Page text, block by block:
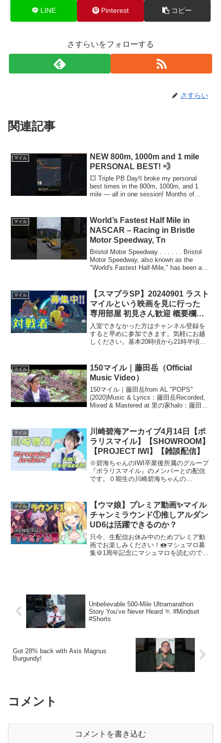
LINE Pinterest コピー
さすらいをフォローする
さすらい
関連記事
マイル
NEW 800m, 1000m and 1 mile
PERSONAL BEST! 💨
💥 Triple PB Day!I broke my personal
best times in the 800m, 1000m, and 1
mile — all in one session! Months of
マイル
World’s Fastest Half Mile in
NASCAR – Racing in Bristle
Motor Speedway, Tn
Bristol Motor Speedway . . . . . . Bristol
Motor Speedway, also known as the
"World's Fastest Half-Mile," has been a
マイル
【スマブラSP】20240901 ラスト
マイルという映画を見に行った
専用部屋 初見さん歓迎 概要欄必
読 参加型
入室できなかった方はチャンネル登録を
すると早めに参加できます。気軽にお越
しください。基本20時頃から21時半頃ま
Twitter→Twitch→スマブラSPとテトリス
を放送して...
マイル
150マイル｜藤田岳（Official
Music Video）
150マイル｜藤田岳from AL "POPS"
(2020)Music & Lyrics：藤田岳Recorded,
Mixed & Mastered at 里の家halo：藤田岳
マイル
川崎碧海アーカイブ4月14日【ポ
ラリスマイル】【SHOWROOM】
【PROJECT IWI】【雑談配信】
※碧海ちゃんのIWI卒業後所属のグループ
『ポラリスマイル』のメンバーとの配信
です。０期生の川崎碧海ちゃんの
欄にタイムスタンプ形式で書いていただ
けると嬉しいです。今回...
マイル
【ウマ娘】プレミア動画✨マイル
チャンミラウンド①推しアルダン
UD6は活躍できるのか？
只今、生配信お休み中のためプレミア動
画でお楽しみください！🍩マシュマロ募
集🍪1周年記念にマシュマロを読むのでぜ
Unbelievable 500-Mile Ultramarathon
Story You’ve Never Heard 🏃 #Mindset
#Shorts
Got 28% back with Axis Magnus
Burgundy!
コメント
コメントを書き込む